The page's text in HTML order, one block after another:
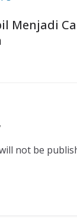
Menjadi
not be